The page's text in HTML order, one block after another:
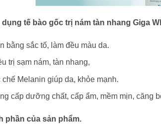
tế bào gốc trị nám tàn nhang Giga
bằng sắc tố, làm đều màu da.
trị sạm nám, tàn nhang,
chế Melanin giúp da, khỏe mạnh.
cấp dưỡng chất, cấp ẩm, mềm mịn, căng
phần của sản phẩm.